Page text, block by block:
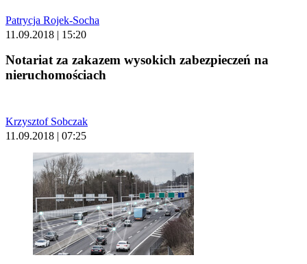
Patrycja Rojek-Socha
11.09.2018 | 15:20
Notariat za zakazem wysokich zabezpieczeń na
nieruchomościach
Krzysztof Sobczak
11.09.2018 | 07:25